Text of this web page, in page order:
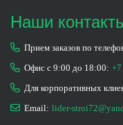
Наши
Прием заказов по
Офис с 9:00 до 18:00:
Для корпоративных
Email: lider-